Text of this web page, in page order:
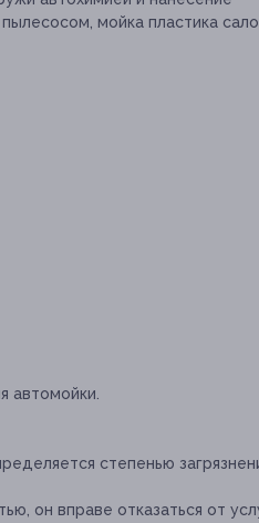
мойка пластика
автомойки.
степенью
он вправе отказаться от